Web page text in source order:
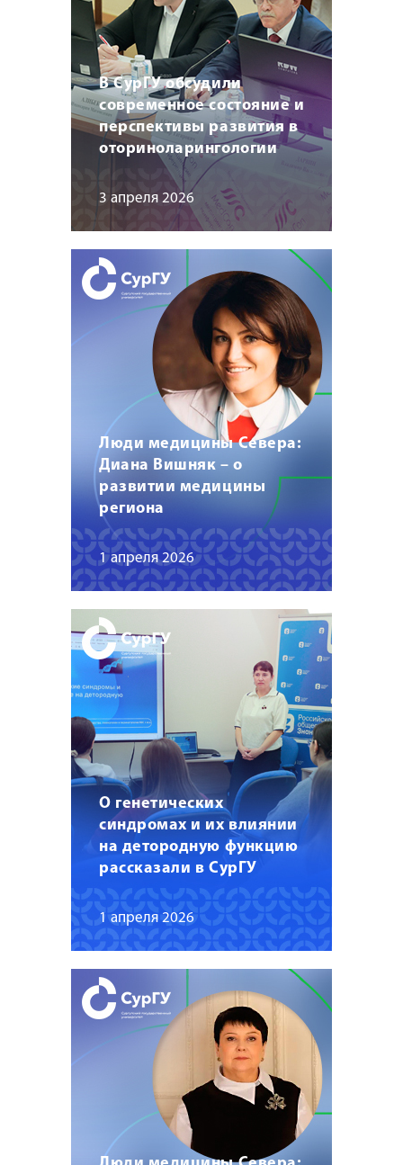
В СурГУ обсудили
современное состояние и
перспективы развития в
оториноларингологии
3 апреля 2026
Люди медицины Севера:
Диана Вишняк – о
развитии медицины
региона
1 апреля 2026
О генетических
синдромах и их влиянии
на детородную функцию
рассказали в СурГУ
1 апреля 2026